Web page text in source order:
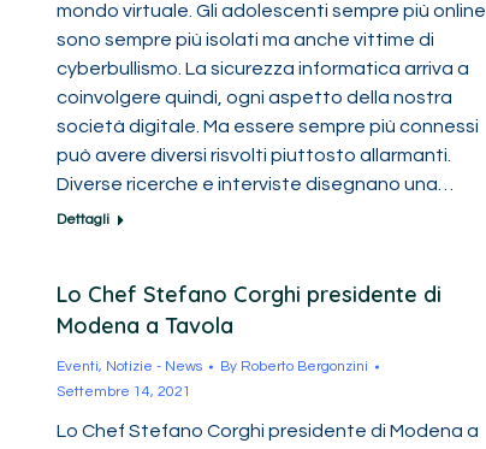
mondo virtuale. Gli adolescenti sempre più online
sono sempre più isolati ma anche vittime di
cyberbullismo. La sicurezza informatica arriva a
coinvolgere quindi, ogni aspetto della nostra
società digitale. Ma essere sempre più connessi
può avere diversi risvolti piuttosto allarmanti.
Diverse ricerche e interviste disegnano una…
Dettagli
Lo Chef Stefano Corghi presidente di
Modena a Tavola
Eventi, Notizie - News By Roberto Bergonzini
Settembre 14, 2021
Lo Chef Stefano Corghi presidente di Modena a